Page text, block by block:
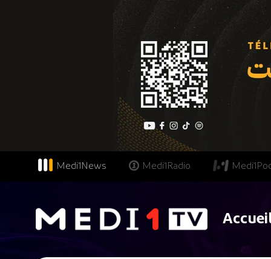
Medi1Radio
Medi1News